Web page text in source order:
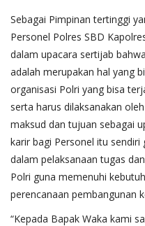
Sebagai Pimpinan tertinggi
Personel Polres SBD
dalam upacara sertijab
adalah merupakan hal yang
organisasi Polri yang bisa
serta harus dilaksanakan
maksud dan tujuan sebagai
karir bagi Personel itu
dalam pelaksanaan tugas
Polri guna memenuhi
perencanaan pembangunan
“Kepada Bapak Waka kami